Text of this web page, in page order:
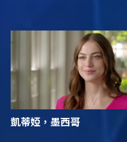
凱蒂婭，墨西哥